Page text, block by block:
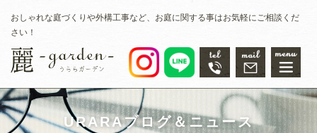
おしゃれな庭づくりや外構工事など、お庭に関する事はお気軽にご相談くだ
さい！
URARAブログ＆ニュース